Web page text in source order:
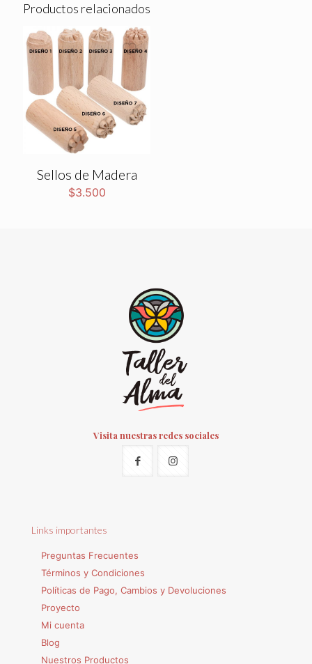
Productos relacionados
Sellos de Madera
$3.500
Visita nuestras redes sociales
Links importantes
Preguntas Frecuentes
Términos y Condiciones
Políticas de Pago, Cambios y Devoluciones
Proyecto
Mi cuenta
Blog
Nuestros Productos